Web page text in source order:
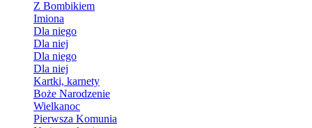
Z Bombikiem
Imiona
Dla niego
Dla niej
Dla niego
Dla niej
Kartki, karnety
Boże Narodzenie
Wielkanoc
Pierwsza Komunia